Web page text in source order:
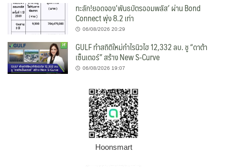
ทะลัก!ยอดจอง’พันธบัตรออมพลัส’ ผ่าน Bond
Connect พุ่ง 8.2 เท่า
06/08/2026 20:29
GULF ทำสถิติใหม่กำไรนิวไฮ 12,332 ลบ. ชู “ดาต้า
เซ็นเตอร์” สร้าง New S-Curve
06/08/2026 19:07
Hoonsmart